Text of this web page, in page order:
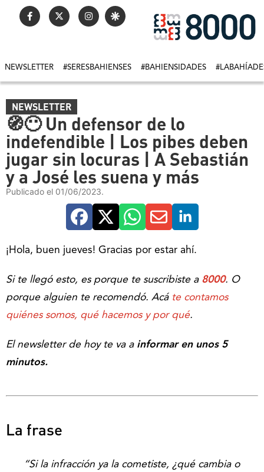
NEWSLETTER #SERESBAHIENSES #BAHIENSIDADES
NEWSLETTER
🧭😶 Un defensor de lo
indefendible | Los pibes deben
jugar sin locuras | A Sebastián
y a José les suena y más
Publicado el 01/06/2023.
¡Hola, buen jueves! Gracias por estar ahí.
Si te llegó esto, es porque te suscribiste a 8000. O
porque alguien te recomendó. Acáte contamos
quiénes somos, qué hacemos y por qué.
El newsletter de hoy te va a informar en unos 5
minutos.
La frase
“Si la infracción ya la cometiste, ¿qué cambia o